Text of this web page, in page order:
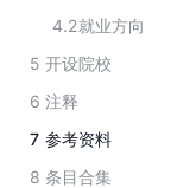
4.2就业方向
5 开设院校
6 注释
7 参考资料
8 条目合集